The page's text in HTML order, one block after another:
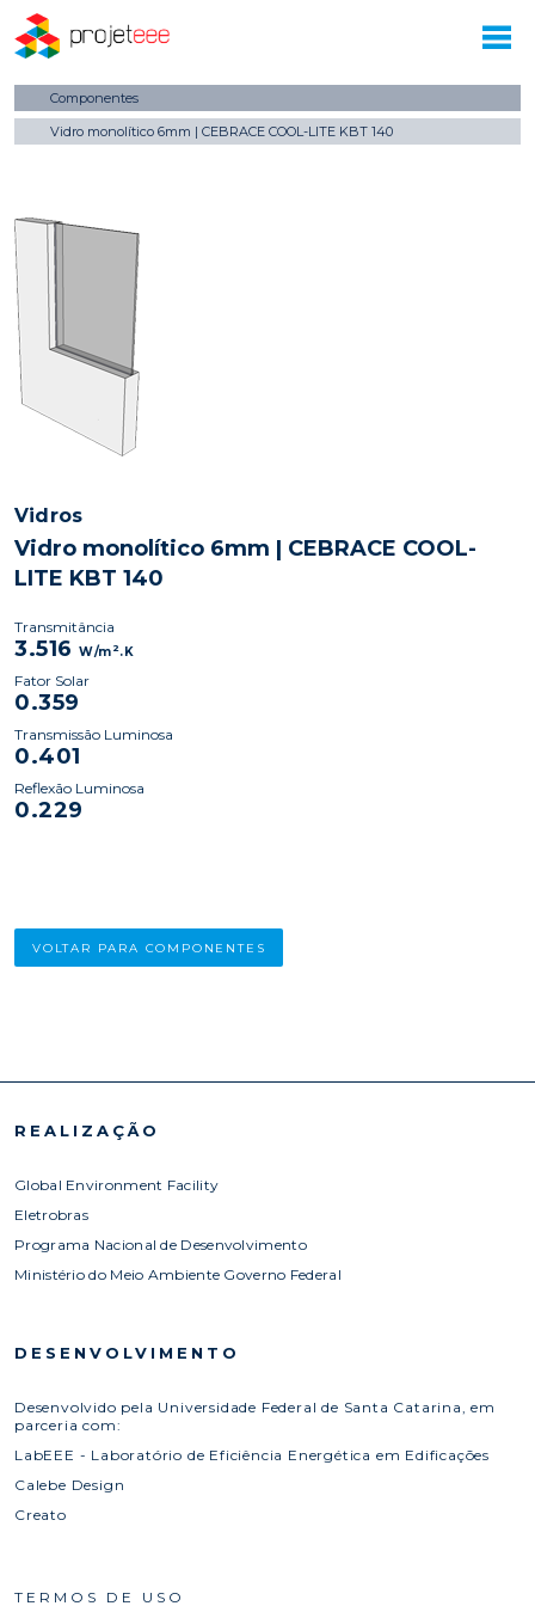
Componentes
Vidro monolítico 6mm | CEBRACE COOL-LITE KBT 140
Vidros
Vidro monolítico 6mm | CEBRACE COOL-
LITE KBT 140
Transmitância
3.516 W/m 2.K
Fator Solar
0.359
Transmissão Luminosa
0.401
Reflexão Luminosa
0.229
VOLTAR PARA COMPONENTES
REALIZAÇÃO
Global Environment Facility
Eletrobras
Programa Nacional de Desenvolvimento
Ministério do Meio Ambiente Governo Federal
DESENVOLVIMENTO
Desenvolvido pela Universidade Federal de Santa Catarina, em
parceria com:
LabEEE - Laboratório de Eficiência Energética em Edificações
Calebe Design
Creato
TERMOS DE USO